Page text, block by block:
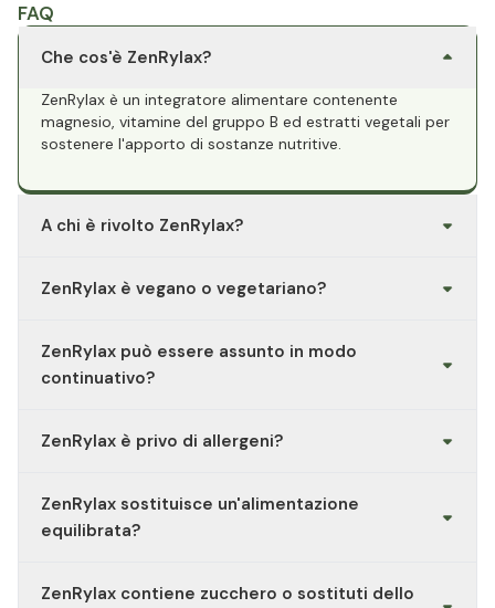
FAQ
Che cos'è ZenRylax?
ZenRylax è un integratore alimentare contenente
magnesio, vitamine del gruppo B ed estratti vegetali per
sostenere l'apporto di sostanze nutritive.
A chi è rivolto ZenRylax?
giornaliero di micronutrienti selezionati, in particolare
ZenRylax è vegano o vegetariano?
ZenRylax può essere assunto in modo
continuativo?
assunti regolarmente. Attenersi alle raccomandazioni di
ZenRylax è privo di allergeni?
pesce, uova, latte, soia, lievito, frumento, crostacei,
frutta a guscio o arachidi. Consulta sempre l'elenco
ZenRylax sostituisce un'alimentazione
equilibrata?
come complemento e non sostituiscono
ZenRylax contiene zucchero o sostituti dello